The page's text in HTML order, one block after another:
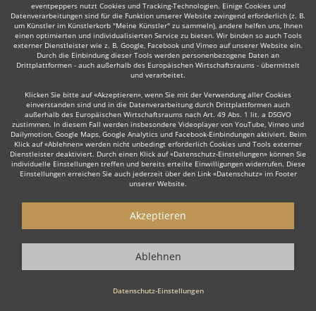
zu bewerten.
4. Live-Show genießen
Lehnen Sie sich zurück und genießen Sie Ihren Top Redner.
Warumeinen Rednerüber eventpeppers
buchen?
Große Auswahl an Rednern
Auf eventpeppers, dem großen Portal für Musiker,
Rednern rund um Leipzig, Sachsen.
Kostenlos. Keine Buchungsgebühren, keine Registrierung
bekommen einen Direktkontakt zu Ihren gewünschten Rednern und
eventpeppers nutzt Cookies und Tracking-Technologien. Einige Cookies und
Datenverarbeitungen sind für die Funktion unserer Website zwingend erforderlich (z. B.
um Künstler im Künstlerkorb "Meine Künstler" zu sammeln), andere helfen uns, Ihnen
einen optimierten und individualisierten Service zu bieten. Wir binden so auch Tools
externer Dienstleister wie z. B. Google, Facebook und Vimeo auf unserer Website ein.
Durch die Einbindung dieser Tools werden personenbezogene Daten an
Drittplattformen - auch außerhalb des Europäischen Wirtschaftsraums - übermittelt
und verarbeitet.
Klicken Sie bitte auf «Akzeptieren», wenn Sie mit der Verwendung aller Cookies
einverstanden sind und in die Datenverarbeitung durch Drittplattformen auch
außerhalb des Europäischen Wirtschaftsraums nach Art. 49 Abs. 1 lit. a DSGVO
zustimmen. In diesem Fall werden insbesondere Videoplayer von YouTube, Vimeo und
Dailymotion, Google Maps, Google Analytics und Facebook-Einbindungen aktiviert. Beim
Klick auf «Ablehnen» werden nicht unbedingt erforderlich Cookies und Tools externer
Dienstleister deaktiviert. Durch einen Klick auf «Datenschutz-Einstellungen» können Sie
individuelle Einstellungen treffen und bereits erteilte Einwilligungen widerrufen. Diese
Einstellungen erreichen Sie auch jederzeit über den Link «Datenschutz» im Footer
unserer Website.
Datenschutz-Einstellungen
Akzeptieren
Ablehnen